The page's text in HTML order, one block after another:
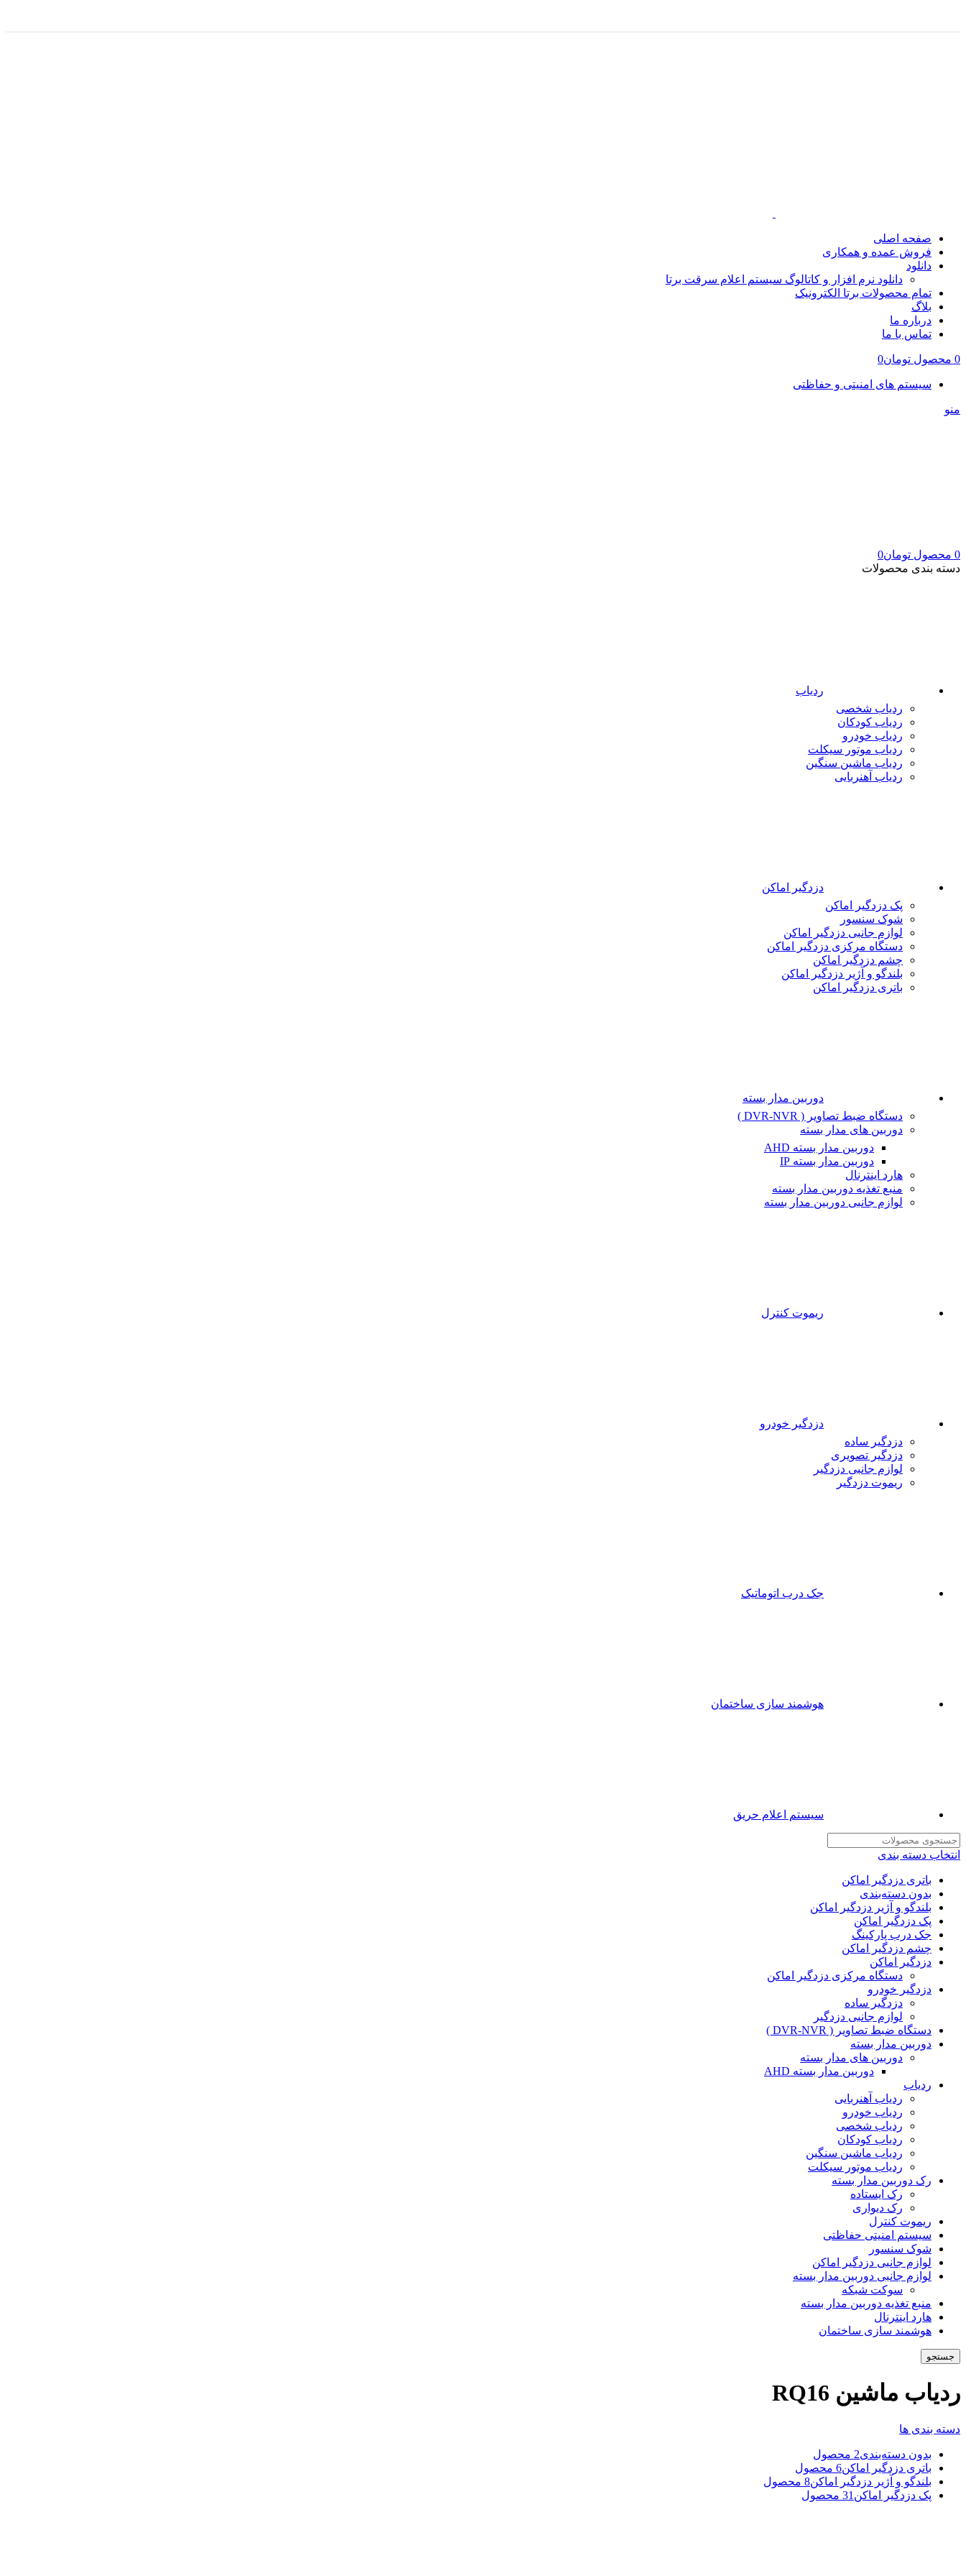
صفحه اصلی
فروش عمده و همکاری
دانلود
دانلود نرم افزار و کاتالوگ سیستم اعلام سرقت برتا
تمام محصولات برتا الکترونیک
بلاگ
درباره ما
تماس با ما
0 محصول تومان0
سیستم های امنیتی و حفاظتی
منو
0 محصول تومان0
دسته بندی محصولات
ردیاب
ردیاب شخصی
ردیاب کودکان
ردیاب خودرو
ردیاب موتور سیکلت
ردیاب ماشین سنگین
ردیاب آهنربایی
دزدگیر اماکن
پک دزدگیر اماکن
شوک سنسور
لوازم جانبی دزدگیر اماکن
دستگاه مرکزی دزدگیر اماکن
چشم دزدگیر اماکن
بلندگو و آژیر دزدگیر اماکن
باتری دزدگیر اماکن
دوربین مدار بسته
دستگاه ضبط تصاویر ( DVR-NVR )
دوربین های مدار بسته
دوربین مدار بسته AHD
دوربین مدار بسته IP
هارد اینترنال
منبع تغذیه دوربین مدار بسته
لوازم جانبی دوربین مدار بسته
ریموت کنترل
دزدگیر خودرو
دزدگیر ساده
دزدگیر تصویری
لوازم جانبی دزدگیر
ریموت دزدگیر
جک درب اتوماتیک
هوشمند سازی ساختمان
سیستم اعلام حریق
انتخاب دسته بندی
باتری دزدگیر اماکن
بدون دسته‌بندی
بلندگو و آژیر دزدگیر اماکن
پک دزدگیر اماکن
جک درب پارکینگ
چشم دزدگیر اماکن
دزدگیر اماکن
دستگاه مرکزی دزدگیر اماکن
دزدگیر خودرو
دزدگیر ساده
لوازم جانبی دزدگیر
دستگاه ضبط تصاویر ( DVR-NVR )
دوربین مدار بسته
دوربین های مدار بسته
دوربین مدار بسته AHD
ردیاب
ردیاب آهنربایی
ردیاب خودرو
ردیاب شخصی
ردیاب کودکان
ردیاب ماشین سنگین
ردیاب موتور سیکلت
رک دوربین مدار بسته
رک ایستاده
رک دیواری
ریموت کنترل
سیستم امنیتی حفاظتی
شوک سنسور
لوازم جانبی دزدگیر اماکن
لوازم جانبی دوربین مدار بسته
سوکت شبکه
منبع تغذیه دوربین مدار بسته
هارد اینترنال
هوشمند سازی ساختمان
جستجو
ردیاب ماشین RQ16
دسته بندی ها
بدون دسته‌بندی2 محصول
باتری دزدگیر اماکن6 محصول
بلندگو و آژیر دزدگیر اماکن8 محصول
پک دزدگیر اماکن 31 محصول